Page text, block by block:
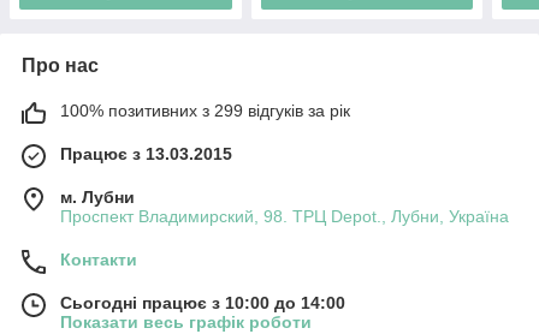
Про нас
100% позитивних з 299 відгуків за рік
Працює з 13.03.2015
м. Лубни
Проспект Владимирский, 98. ТРЦ Depot., Лубни, Україна
Контакти
Сьогодні працює з 10:00 до 14:00
Показати весь графік роботи